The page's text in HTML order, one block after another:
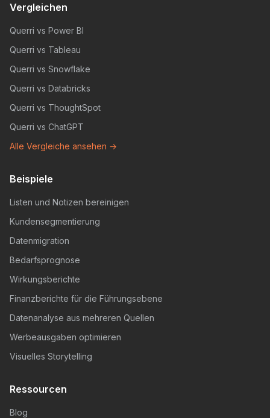
Vergleichen
Querri vs Power BI
Querri vs Tableau
Querri vs Snowflake
Querri vs Databricks
Querri vs ThoughtSpot
Querri vs ChatGPT
Alle Vergleiche ansehen →
Beispiele
Listen und Notizen bereinigen
Kundensegmentierung
Datenmigration
Bedarfsprognose
Wirkungsberichte
Finanzberichte für die Führungsebene
Datenanalyse aus mehreren Quellen
Werbeausgaben optimieren
Visuelles Storytelling
Ressourcen
Blog